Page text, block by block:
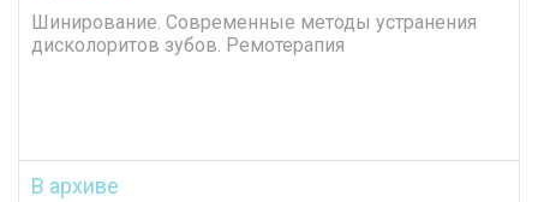
Шинирование. Современные методы устранения
дисколоритов зубов. Ремотерапия
В архиве